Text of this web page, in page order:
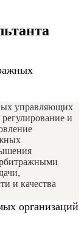
управляющих
и
и качества
организаций